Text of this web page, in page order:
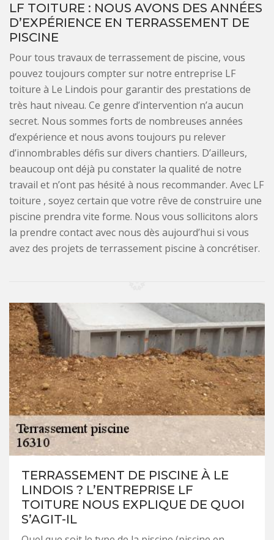
LF TOITURE : NOUS AVONS DES ANNÉES
D’EXPÉRIENCE EN TERRASSEMENT DE
PISCINE
Pour tous travaux de terrassement de piscine, vous
pouvez toujours compter sur notre entreprise LF
toiture à Le Lindois pour garantir des prestations de
très haut niveau. Ce genre d’intervention n’a aucun
secret. Nous sommes forts de nombreuses années
d’expérience et nous avons toujours pu relever
d’innombrables défis sur divers chantiers. D’ailleurs,
beaucoup ont déjà pu constater la qualité de notre
travail et n’ont pas hésité à nous recommander. Avec LF
toiture , soyez certain que votre rêve de construire une
piscine prendra vite forme. Nous vous sollicitons alors
la prendre contact avec nous dès aujourd’hui si vous
avez des projets de terrassement piscine à concrétiser.
TERRASSEMENT DE PISCINE À LE
LINDOIS ? L’ENTREPRISE LF
TOITURE NOUS EXPLIQUE DE QUOI
S’AGIT-IL